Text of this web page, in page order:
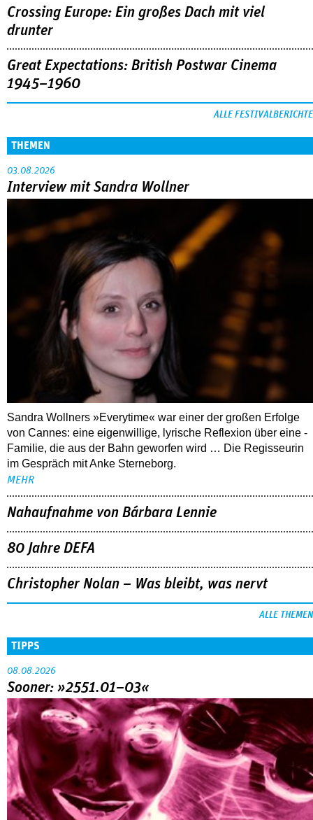
Crossing Europe: Ein großes Dach mit viel
drunter
Great Expectations: British Postwar Cinema
1945–1960
ALLE FESTIVALBERICHTE
THEMEN
03.08.2026
Interview mit Sandra Wollner
Sandra Wollners »Everytime« war einer der großen Erfolge
von Cannes: eine eigenwillige, lyrische Reflexion über eine ­
Familie, die aus der Bahn geworfen wird … Die Regisseurin
im Gespräch mit Anke Sterneborg.
MEHR
Nahaufnahme von Bárbara Lennie
80 Jahre DEFA
Christopher Nolan – Was bleibt, was nervt
ALLE THEMEN
TIPPS
08.08.2026
Sooner: »2551.01–03«